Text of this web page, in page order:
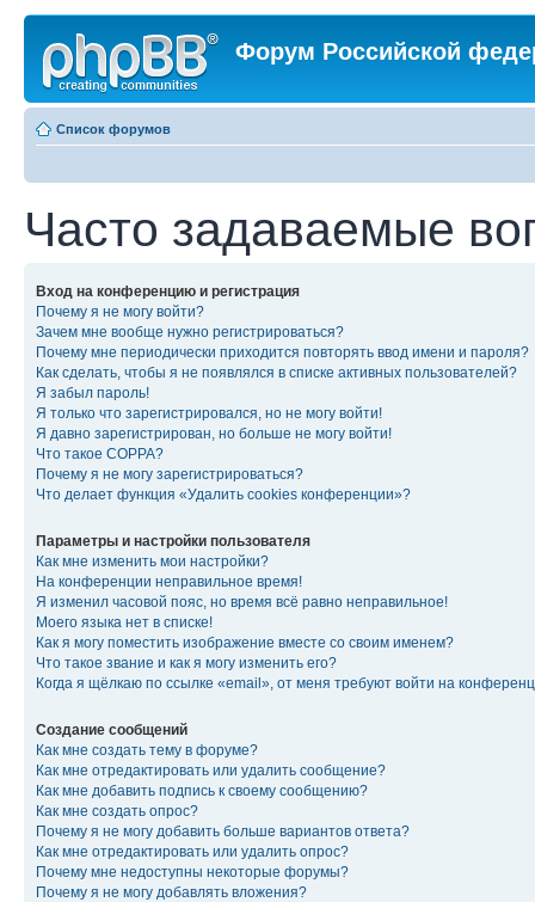
Форум Российской
Список форумов
Часто задаваемые
Вход на конференцию и регистрация
Почему я не могу войти?
Зачем мне вообще нужно регистрироваться?
Почему мне периодически приходится повторять ввод имени и пароля?
Как сделать, чтобы я не появлялся в списке активных пользователей?
Я забыл пароль!
Я только что зарегистрировался, но не могу войти!
Я давно зарегистрирован, но больше не могу войти!
Что такое COPPA?
Почему я не могу зарегистрироваться?
Что делает функция «Удалить cookies конференции»?
Параметры и настройки пользователя
Как мне изменить мои настройки?
На конференции неправильное время!
Я изменил часовой пояс, но время всё равно неправильное!
Моего языка нет в списке!
Как я могу поместить изображение вместе со своим именем?
Что такое звание и как я могу изменить его?
Когда я щёлкаю по ссылке «email», от меня требуют войти на
Создание сообщений
Как мне создать тему в форуме?
Как мне отредактировать или удалить сообщение?
Как мне добавить подпись к своему сообщению?
Как мне создать опрос?
Почему я не могу добавить больше вариантов ответа?
Как мне отредактировать или удалить опрос?
Почему мне недоступны некоторые форумы?
Почему я не могу добавлять вложения?